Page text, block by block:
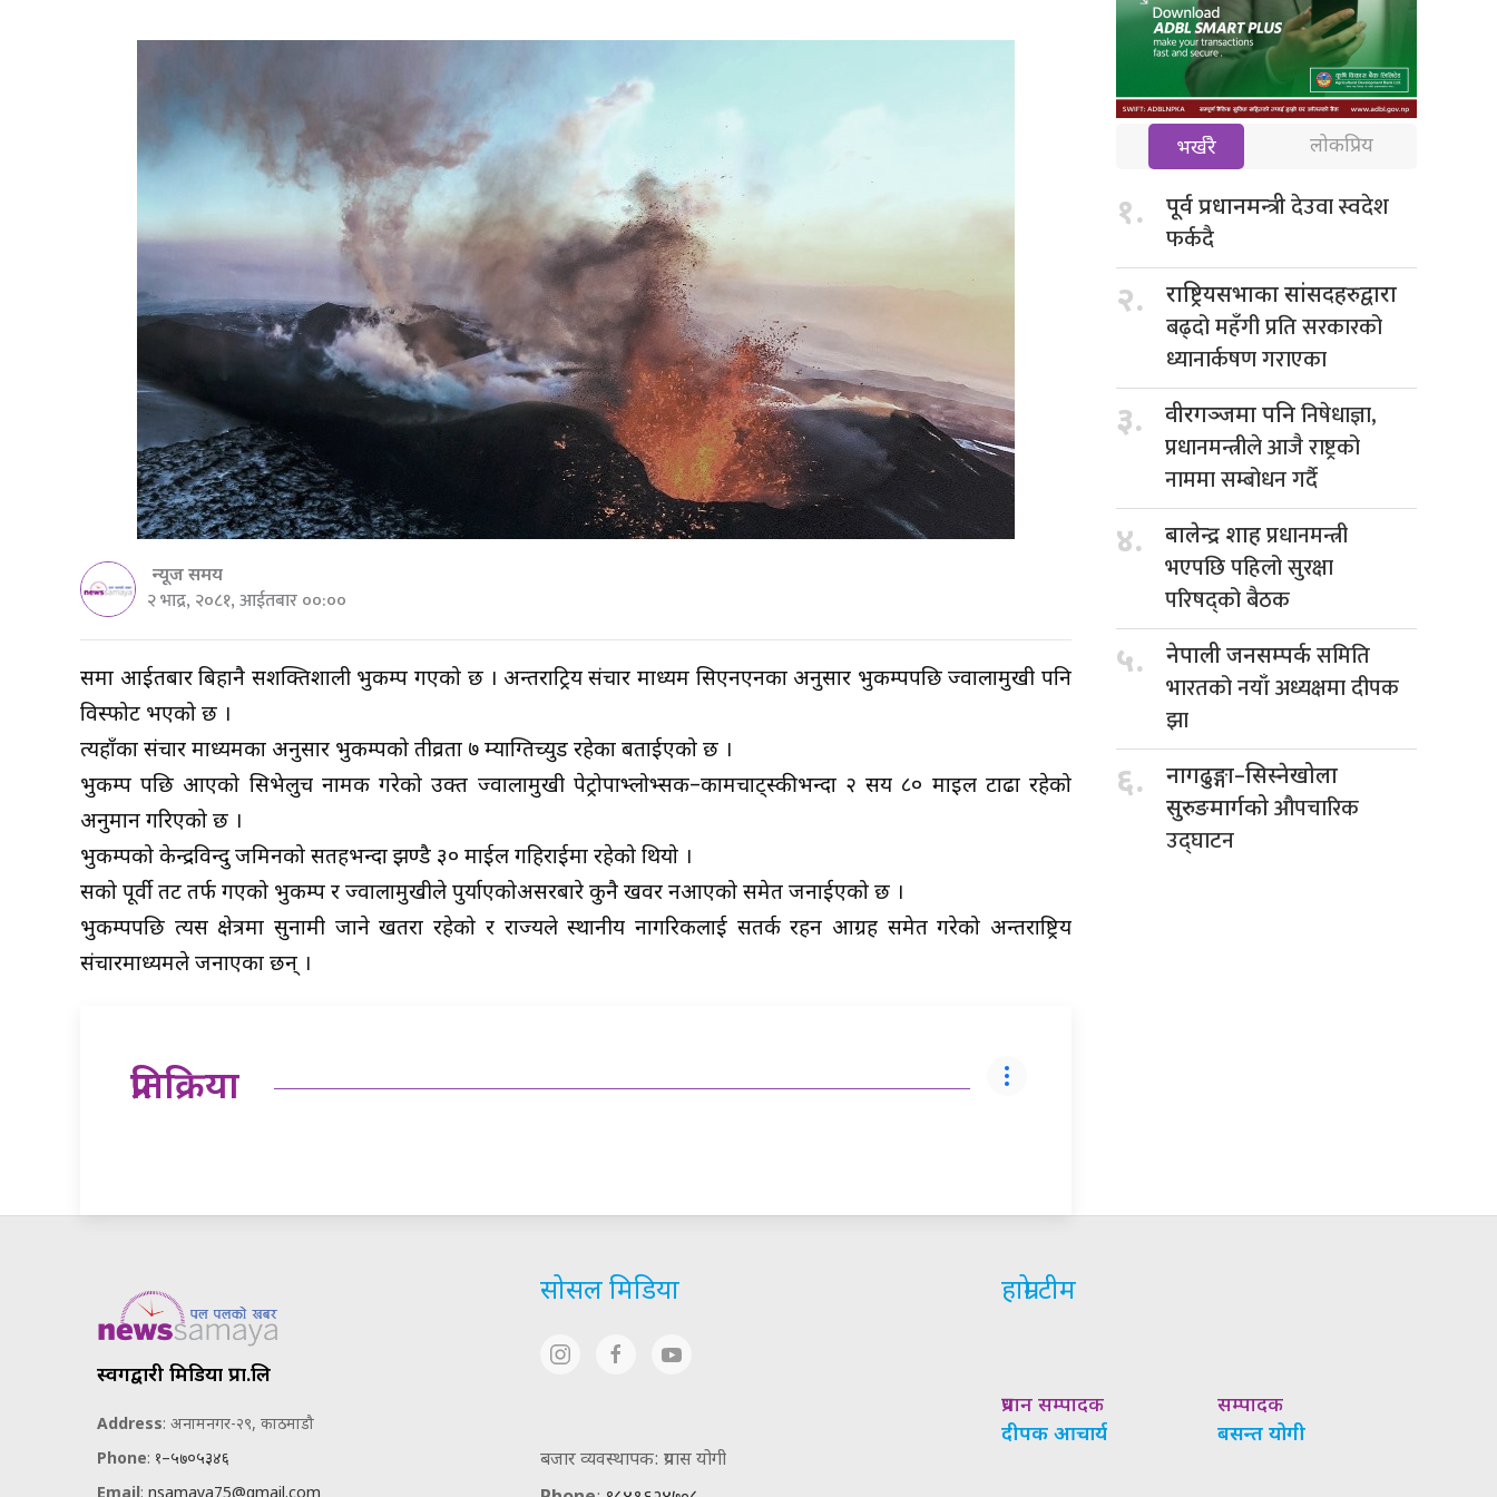
न्यूज समय
२ भाद्र, २०८१, आईतबार ००:००
रुसमा आईतबार बिहानै सशक्तिशाली भुकम्प गएको छ । अन्तराट्रिय संचार माध्यम सिएनएनका अनुसार भुकम्पपछि ज्वालामुखी पनि
विस्फोट भएको छ ।
त्यहाँका संचार माध्यमका अनुसार भुकम्पको तीव्रता ७ म्याग्तिच्युड रहेका बताईएको छ ।
भुकम्प पछि आएको सिभेलुच नामक गरेको उक्त ज्वालामुखी पेट्रोपाभ्लोभ्सक–कामचाट्स्कीभन्दा २ सय ८० माइल टाढा रहेको
अनुमान गरिएको छ ।
भुकम्पको केन्द्रविन्दु जमिनको सतहभन्दा झण्डै ३० माईल गहिराईमा रहेको थियो ।
रुसको पूर्वी तट तर्फ गएको भुकम्प र ज्वालामुखीले पुर्याएकोअसरबारे कुनै खवर नआएको समेत जनाईएको छ ।
भुकम्पपछि त्यस क्षेत्रमा सुनामी जाने खतरा रहेको र राज्यले स्थानीय नागरिकलाई सतर्क रहन आग्रह समेत गरेको अन्तराष्ट्रिय
संचारमाध्यमले जनाएका छन् ।
प्रतिक्रिया
भर्खरै लोकप्रिय
१. पूर्व प्रधानमन्त्रीदेउवा स्वदेश
फर्कदै
२. राष्ट्रियसभाका सांसदहरुद्वारा
बढ्दो महँगी प्रति सरकारको
ध्यानार्कषण गराएका
३. वीरगञ्जमा पनिनिषेधाज्ञा,
प्रधानमन्त्रीले आजै राष्ट्रको
नाममा सम्बोधन गर्दै
४. बालेन्द्र शाहप्रधानमन्त्री
भएपछि पहिलो सुरक्षा
परिषद्को बैठक
५. नेपाली जनसम्पर्कसमिति
भारतको नयाँ अध्यक्षमा दीपक
झा
६.
नागढुङ्गा–सिस्नेखोला
सुरुङमार्गकोऔपचारिक
उद्घाटन
स्वर्गद्वारी मिडिया प्रा.लि
Address: अनामनगर-२९, काठमाडौ
Phone: १–५७०५३४६
सोसल मिडिया
बजार व्यवस्थापक: प्रयास योगी
हाम्रो टीम
प्रधान सम्पादक
दीपक आचार्य
सम्पादक
बसन्त योगी